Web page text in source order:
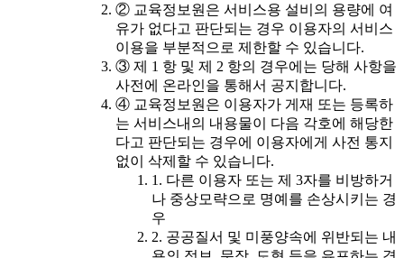
② 교육정보원은 서비스용 설비의 용량에 여
유가 없다고 판단되는 경우 이용자의 서비스
이용을 부분적으로 제한할 수 있습니다.
③ 제 1 항 및 제 2 항의 경우에는 당해 사항을
사전에 온라인을 통해서 공지합니다.
④ 교육정보원은 이용자가 게재 또는 등록하
는 서비스내의 내용물이 다음 각호에 해당한
다고 판단되는 경우에 이용자에게 사전 통지
없이 삭제할 수 있습니다.
1. 다른 이용자 또는 제 3자를 비방하거
나 중상모략으로 명예를 손상시키는 경
우
2. 공공질서 및 미풍양속에 위반되는 내